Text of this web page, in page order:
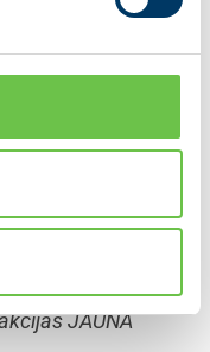
un
saka partijas
Signe
apvienības
JAUNĀ